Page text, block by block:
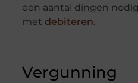
een aantal dingen
met debiteren.
Vergunning